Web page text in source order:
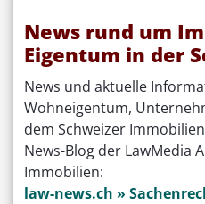
News rund um
Eigentum in der
News und aktuelle
Wohneigentum,
dem Schweizer
News-Blog der LawMedia
Immobilien:
law-news.ch »